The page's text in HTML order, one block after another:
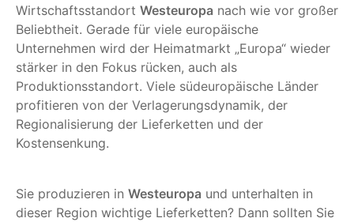
Wirtschaftsstandort Westeuropa nach wie vor großer
Beliebtheit. Gerade für viele europäische
Unternehmen wird der Heimatmarkt „Europa“ wieder
stärker in den Fokus rücken, auch als
Produktionsstandort. Viele südeuropäische Länder
profitieren von der Verlagerungsdynamik, der
Regionalisierung der Lieferketten und der
Kostensenkung.
Sie produzieren in Westeuropa und unterhalten in
dieser Region wichtige Lieferketten? Dann sollten Sie